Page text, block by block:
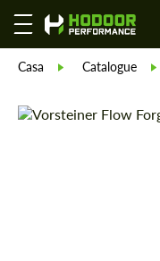
Casa Catalogue